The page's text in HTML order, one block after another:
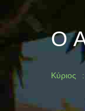
Ο
Κύριος